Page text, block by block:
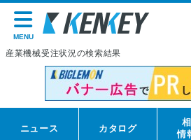
MENU
産業機械受注状況の検索結果
ニュース カタログ
情